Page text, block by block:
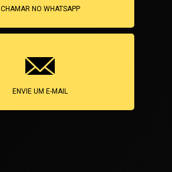
CHAMAR NO WHATSAPP
ENVIE UM E-MAIL